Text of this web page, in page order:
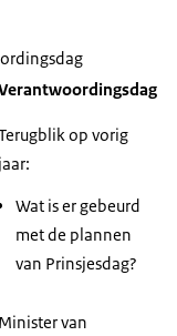
op vorig
jaar:
Wat is er gebeurd
met de plannen
van Prinsjesdag?
Minister van